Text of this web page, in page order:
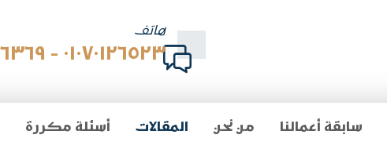
هاتف
٠١٠٧٠١٢٦٥٢٣ - ٠١٠٧٠١٢٦٣٦٩
سابقة أعمالنا من نحن المقالات أسئلة مكررة